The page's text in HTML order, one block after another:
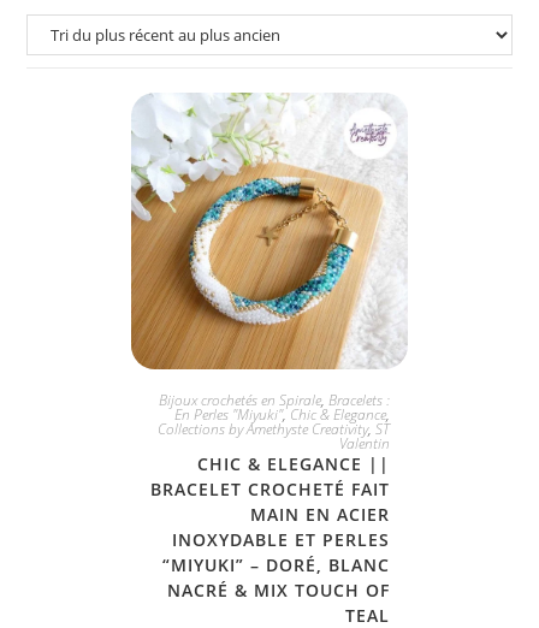
JE L'ADOPTE
Bijoux crochetés en Spirale, Bracelets :
En Perles "Miyuki",Chic & Elegance,
Collections by Amethyste Creativity, ST
Valentin
CHIC & ELEGANCE ||
BRACELET CROCHETÉ FAIT
MAIN EN ACIER
INOXYDABLE ET PERLES
“MIYUKI” – DORÉ, BLANC
NACRÉ & MIX TOUCH OF
TEAL